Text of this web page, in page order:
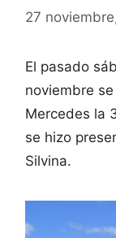
27
El pasado
noviembre
Mercedes la
se hizo
Silvina.